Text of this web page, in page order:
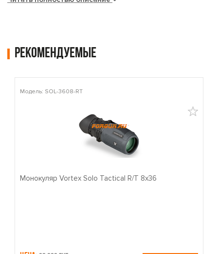
Рекомендуемые
Модель: SOL-3608-RT
Монокуляр Vortex Solo Tactical R/T 8x36